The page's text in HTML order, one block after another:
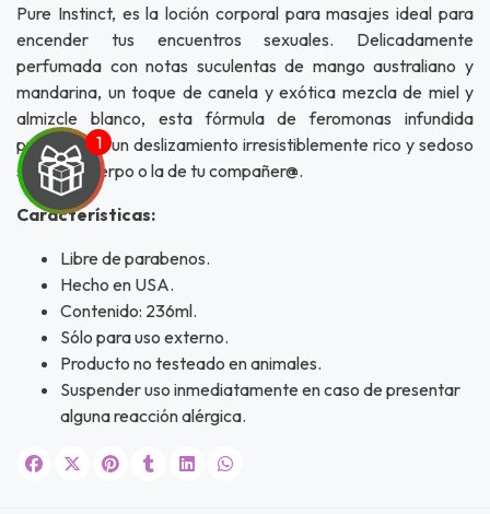
y
Pure Instinct, es la loción corporal para masajes ideal para
encender tus encuentros sexuales. Delicadamente
perfumada con notas suculentas de mango australiano y
mandarina, un toque de canela y exótica mezcla de miel y
almizcle blanco, esta fórmula de feromonas infundida
proporciona un deslizamiento irresistiblemente rico y sedoso
sobre tu cuerpo o la de tu compañer@.
Características:
Libre de parabenos.
Hecho en USA.
Contenido: 236ml.
Sólo para uso externo.
Producto no testeado en animales.
Suspender uso inmediatamente en caso de presentar
alguna reacción alérgica.